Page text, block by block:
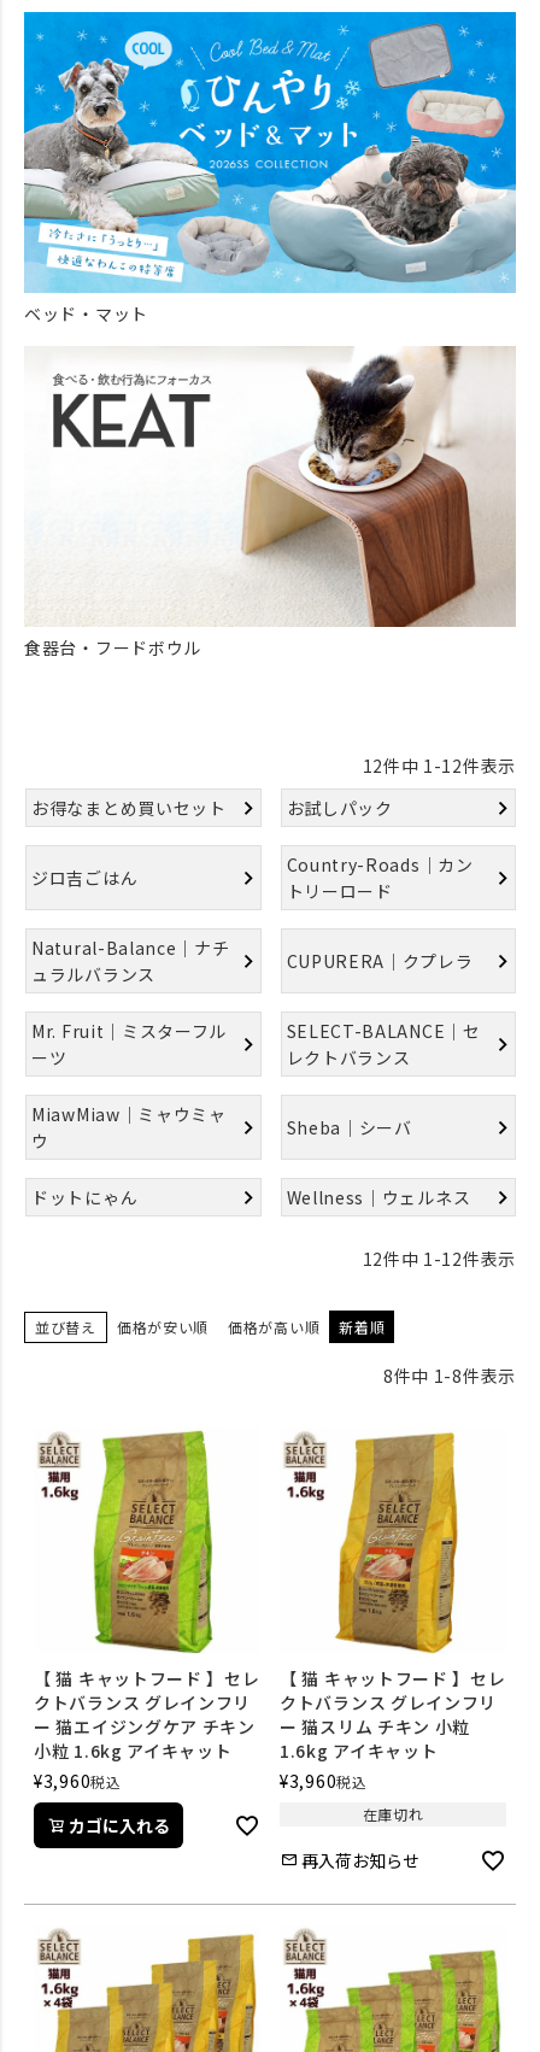
ベッド・マット
食器台・フードボウル
12件中 1-12件表示
お得なまとめ買いセット
お試しパック
ジロ吉ごはん
Country-Roads｜カン
トリーロード
Natural-Balance｜ナチ
ュラルバランス
CUPURERA｜クプレラ
Mr. Fruit｜ミスターフル
ーツ
SELECT-BALANCE｜セ
レクトバランス
MiawMiaw｜ミャウミャ
ウ
Sheba｜シーバ
ドットにゃん Wellness｜ウェルネス
12件中 1-12件表示
並び替え 価格が安い順 価格が高い順 新着順
8件中 1-8件表示
【 猫 キャットフード 】セレ
クトバランス グレインフリ
ー 猫エイジングケア チキン
小粒 1.6kg アイキャット
¥3,960税込
カゴに入れる
【 猫 キャットフード 】セレ
クトバランス グレインフリ
ー 猫スリム チキン 小粒
1.6kg アイキャット
¥3,960税込
在庫切れ
再入荷お知らせ